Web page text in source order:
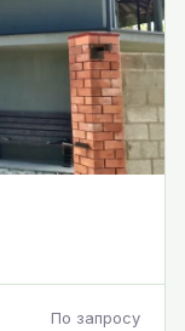
По запросу